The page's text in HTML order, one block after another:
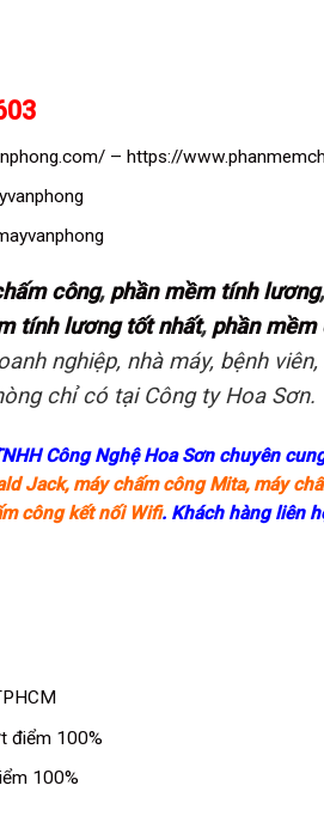
– https://
công, phần mềm tính lương,
tính lương tốt nhất, phần mềm
nghiệp, nhà máy, bệnh viên,
chỉ có tại Công ty Hoa Sơn.
Công Nghệ Hoa Sơn chuyên
Jack, máy chấm công Mita, máy
công kết nối Wifi. Khách hàng liên
điểm 100%
100%